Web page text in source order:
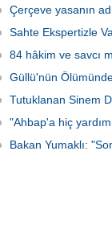
Çerçeve yasanın
Sahte Ekspertizle
84 hâkim ve savcı
Güllü'nün Ölümünde
Tutuklanan Sinem
"Ahbap'a hiç
Bakan Yumaklı: